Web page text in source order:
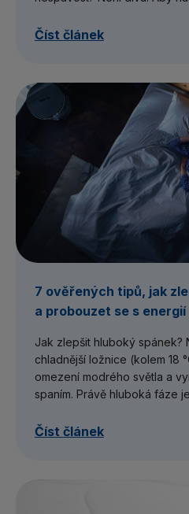
Číst článek
7 ověřených tipů, jak
a probouzet se s energií
Jak zlepšit hluboký spánek?
chladnější ložnice (kolem 18
omezení modrého světla a
spaním. Právě hluboká fáze
Číst článek